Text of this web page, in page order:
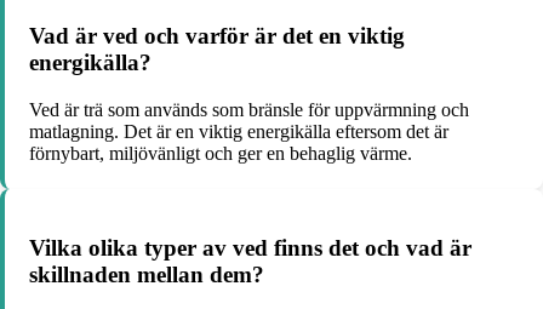
Vad är ved och varför är det en viktig
energikälla?
Ved är trä som används som bränsle för uppvärmning och
matlagning. Det är en viktig energikälla eftersom det är
förnybart, miljövänligt och ger en behaglig värme.
Vilka olika typer av ved finns det och vad är
skillnaden mellan dem?